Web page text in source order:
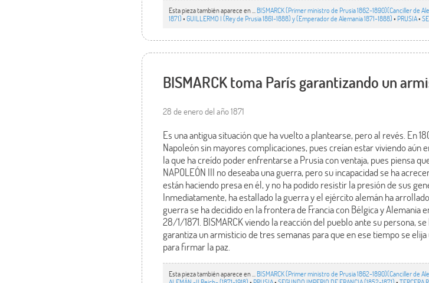
Esta pieza también aparece en ...BISMARCK (Primer ministro de Prusia 1862-1890)(Canciller de
1871)•GUILLERMO I (Rey de Prusia 1861-1888) y (Emperador de Alemania 1871-1888)• PRUSIA•
BISMARCK toma París garantizando un
28 de enero del año 1871
Es una antigua situación que ha vuelto a plantearse, pero al revés. En
Napoleón sin mayores complicaciones, pues creían estar viviendo aún
la que ha creído poder enfrentarse a Prusia con ventaja, pues piensa
NAPOLEÓN III no deseaba una guerra, pero su incapacidad se ha
están haciendo presa en él, y no ha podido resistir la presión de sus
Inmediatamente, ha estallado la guerra y el ejército alemán ha
guerra se ha decidido en la frontera de Francia con Bélgica y Alemania
28/1/1871. BISMARCK viendo la reacción del pueblo ante su persona,
garantiza un armisticio de tres semanas para que en ese tiempo se
para firmar la paz.
Esta pieza también aparece en ... BISMARCK (Primer ministro de Prusia 1862-1890)(Canciller de